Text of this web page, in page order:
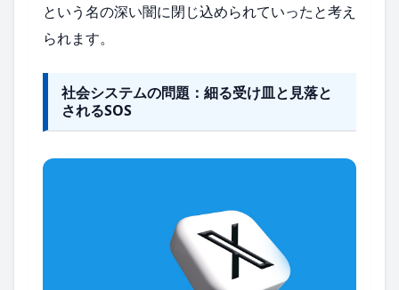
という名の深い闇に閉じ込められていったと考え
られます。
社会システムの問題：細る受け皿と見落と
されるSOS